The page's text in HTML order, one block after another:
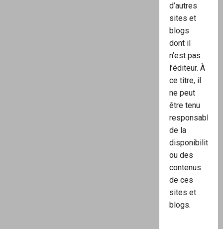
d’autres
sites et
blogs
dont il
n’est pas
l’éditeur. À
ce titre, il
ne peut
être tenu
responsable
de la
disponibilité
ou des
contenus
de ces
sites et
blogs.